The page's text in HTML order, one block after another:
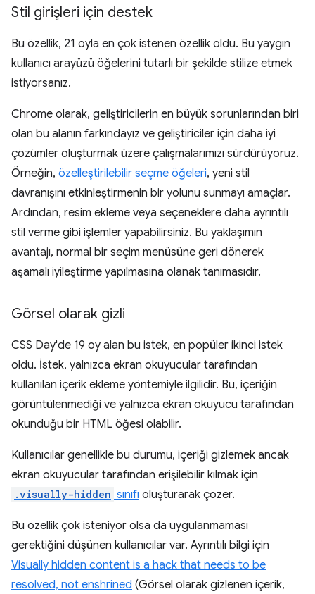
Stil girişleri için destek
Bu özellik, 21 oyla en çok istenen özellik oldu. Bu yaygın
kullanıcı arayüzü öğelerini tutarlı bir şekilde stilize etmek
istiyorsanız.
Chrome olarak, geliştiricilerin en büyük sorunlarından biri
olan bu alanın farkındayız ve geliştiriciler için daha iyi
çözümler oluşturmak üzere çalışmalarımızı sürdürüyoruz.
Örneğin, özelleştirilebilir seçme öğeleri, yeni stil
davranışını etkinleştirmenin bir yolunu sunmayı amaçlar.
Ardından, resim ekleme veya seçeneklere daha ayrıntılı
stil verme gibi işlemler yapabilirsiniz. Bu yaklaşımın
avantajı, normal bir seçim menüsüne geri dönerek
aşamalı iyileştirme yapılmasına olanak tanımasıdır.
Görsel olarak gizli
CSS Day'de 19 oy alan bu istek, en popüler ikinci istek
oldu. İstek, yalnızca ekran okuyucular tarafından
kullanılan içerik ekleme yöntemiyle ilgilidir. Bu, içeriğin
görüntülenmediği ve yalnızca ekran okuyucu tarafından
okunduğu bir HTML öğesi olabilir.
Kullanıcılar genellikle bu durumu, içeriği gizlemek ancak
ekran okuyucular tarafından erişilebilir kılmak için
.visually-hidden sınıfı oluşturarak çözer.
Bu özellik çok isteniyor olsa da uygulanmaması
gerektiğini düşünen kullanıcılar var. Ayrıntılı bilgi için
Visually hidden content is a hack that needs to be
resolved, not enshrined (Görsel olarak gizlenen içerik,